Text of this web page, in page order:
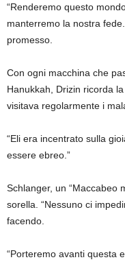
“Renderemo questo
manterremo la nostra
promesso.
Con ogni macchina che
Hanukkah, Drizin ricorda
visitava regolarmente i
“Eli era incentrato sulla
essere ebreo.”
Schlanger, un “Maccabeo
sorella. “Nessuno ci
facendo.
“Porteremo avanti questa